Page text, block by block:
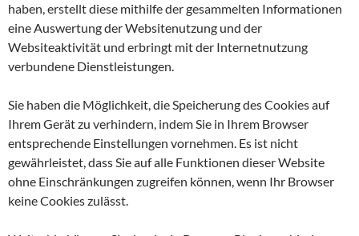
haben, erstellt diese mithilfe der gesammelten Informationen
eine Auswertung der Websitenutzung und der
Websiteaktivität und erbringt mit der Internetnutzung
verbundene Dienstleistungen.
Sie haben die Möglichkeit, die Speicherung des Cookies auf
Ihrem Gerät zu verhindern, indem Sie in Ihrem Browser
entsprechende Einstellungen vornehmen. Es ist nicht
gewährleistet, dass Sie auf alle Funktionen dieser Website
ohne Einschränkungen zugreifen können, wenn Ihr Browser
keine Cookies zulässt.